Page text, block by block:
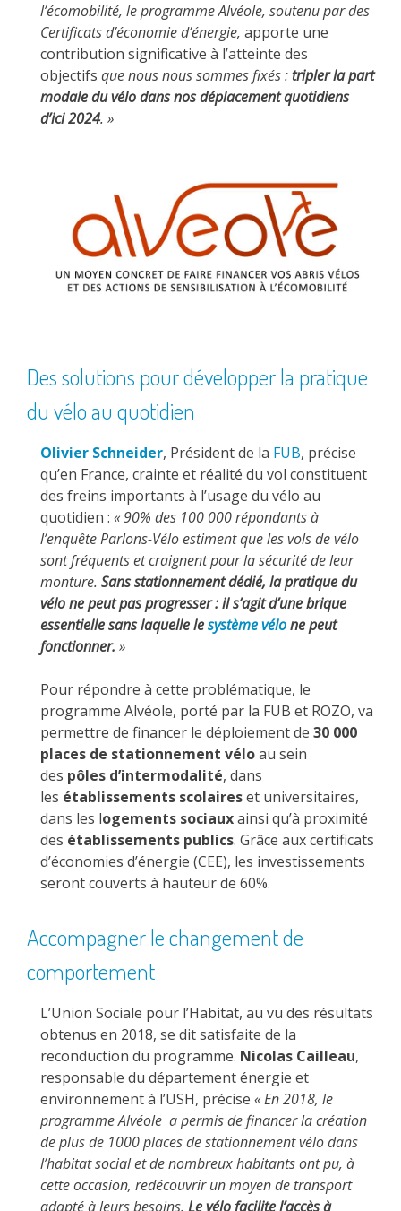
l’écomobilité, le programme Alvéole, soutenu par des
Certificats d’économie d’énergie, apporte une
contribution significative à l’atteinte des
objectifs que nous nous sommes fixés :tripler la part
modale du vélo dans nos déplacement quotidiens
d’ici 2024. »
Des solutions pour développer la pratique
du vélo au quotidien
Olivier Schneider, Président de la FUB, précise
qu’en France, crainte et réalité du vol constituent
des freins importants à l’usage du vélo au
quotidien : « 90% des 100 000 répondants à
l’enquête Parlons-Vélo estiment que les vols de vélo
sont fréquents et craignent pour la sécurité de leur
monture. Sans stationnement dédié, la pratique du
vélo ne peut pas progresser : il s’agit d’une brique
essentielle sans laquelle lesystème vélone peut
fonctionner. »
Pour répondre à cette problématique, le
programme Alvéole, porté par la FUB et ROZO, va
permettre de financer le déploiement de 30 000
places de stationnement véloau sein
des pôles d’intermodalité, dans
les établissements scolaireset universitaires,
dans les logements sociauxainsi qu’à proximité
des établissements publics. Grâce aux certificats
d’économies d’énergie (CEE), les investissements
seront couverts à hauteur de 60%.
Accompagner le changement de
comportement
L’Union Sociale pour l’Habitat, au vu des résultats
obtenus en 2018, se dit satisfaite de la
reconduction du programme. Nicolas Cailleau,
responsable du département énergie et
environnement à l’USH, précise « En 2018, le
programme Alvéole a permis de financer la création
de plus de 1000 places de stationnement vélo dans
l’habitat social et de nombreux habitants ont pu, à
cette occasion, redécouvrir un moyen de transport
adapté à leurs besoins. Le vélo facilite l’accès à